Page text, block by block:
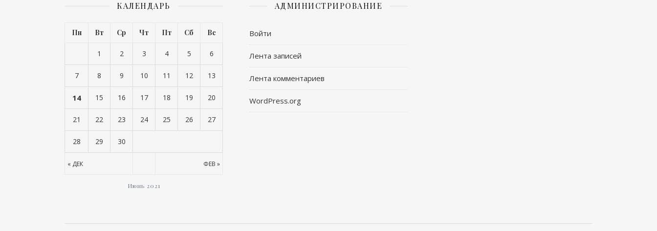
КАЛЕНДАРЬ
Июнь 2021
Пн Вт Ср Чт Пт Сб Вс
« ДЕК ФЕВ »
1 2 3 4 5 6
7 8 9 10 11 12 13
14 15 16 17 18 19 20
21 22 23 24 25 26 27
28 29 30
АДМИНИСТРИРОВАНИЕ
Войти
Лента записей
Лента комментариев
WordPress.org